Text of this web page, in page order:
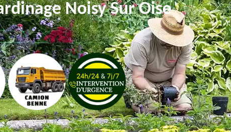
Noisy Sur Oise